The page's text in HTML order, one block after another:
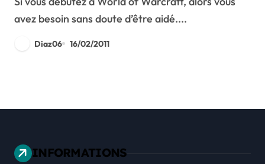
avez besoin sans doute d’être aidé....
Diaz06 16/02/2011
INFORMATIONS